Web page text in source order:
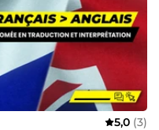
5,0 (3)